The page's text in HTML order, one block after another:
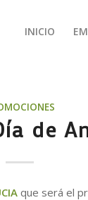
INICIO
de
que será el